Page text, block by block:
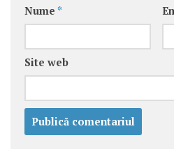
Nume *
Site web